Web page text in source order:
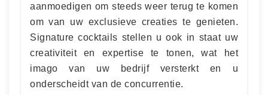
aanmoedigen om steeds weer terug te komen
om van uw exclusieve creaties te genieten.
Signature cocktails stellen u ook in staat uw
creativiteit en expertise te tonen, wat het
imago van uw bedrijf versterkt en u
onderscheidt van de concurrentie.